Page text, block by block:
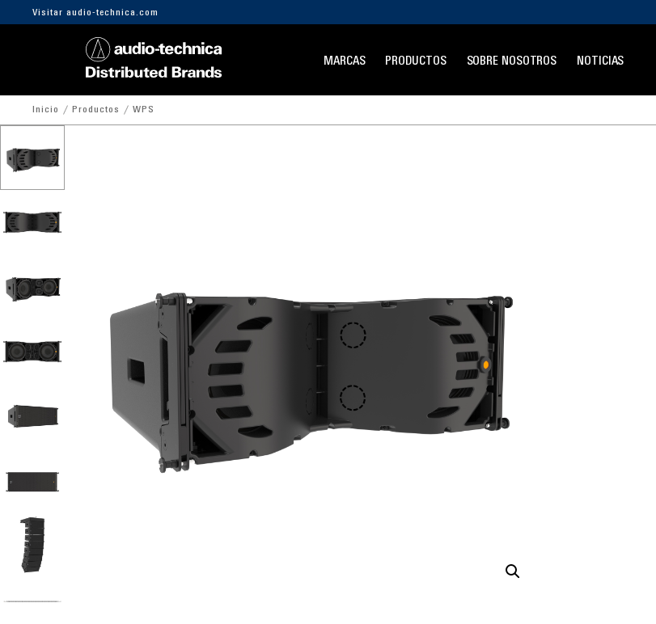
Visitar audio-technica.com
MARCAS PRODUCTOS SOBRE NOSOTROS NOTICIAS
Inicio Productos WPS